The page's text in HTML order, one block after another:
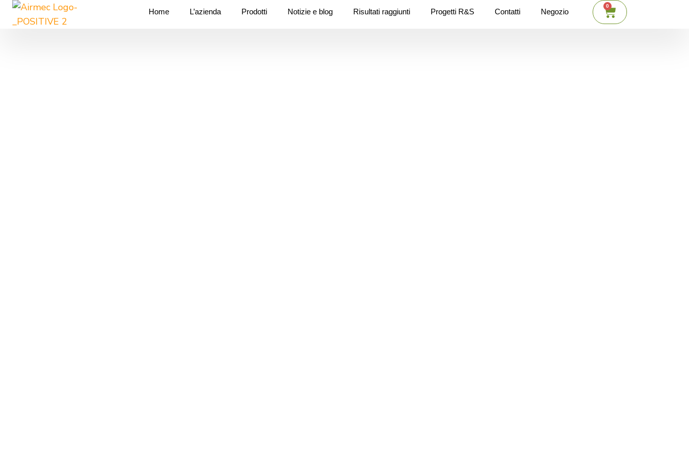
Home L’azienda Prodotti Notizie e blog Risultati raggiunti Progetti R&S Contatti Negozio
0
Cart